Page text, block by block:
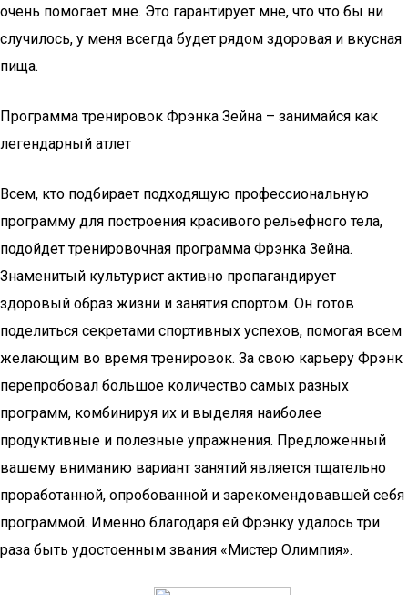
очень помогает мне. Это гарантирует мне, что что бы ни
случилось, у меня всегда будет рядом здоровая и вкусная
пища.
Программа тренировок Фрэнка Зейна – занимайся как
легендарный атлет
Всем, кто подбирает подходящую профессиональную
программу для построения красивого рельефного тела,
подойдет тренировочная программа Фрэнка Зейна.
Знаменитый культурист активно пропагандирует
здоровый образ жизни и занятия спортом. Он готов
поделиться секретами спортивных успехов, помогая всем
желающим во время тренировок. За свою карьеру Фрэнк
перепробовал большое количество самых разных
программ, комбинируя их и выделяя наиболее
продуктивные и полезные упражнения. Предложенный
вашему вниманию вариант занятий является тщательно
проработанной, опробованной и зарекомендовавшей себя
программой. Именно благодаря ей Фрэнку удалось три
раза быть удостоенным звания «Мистер Олимпия».